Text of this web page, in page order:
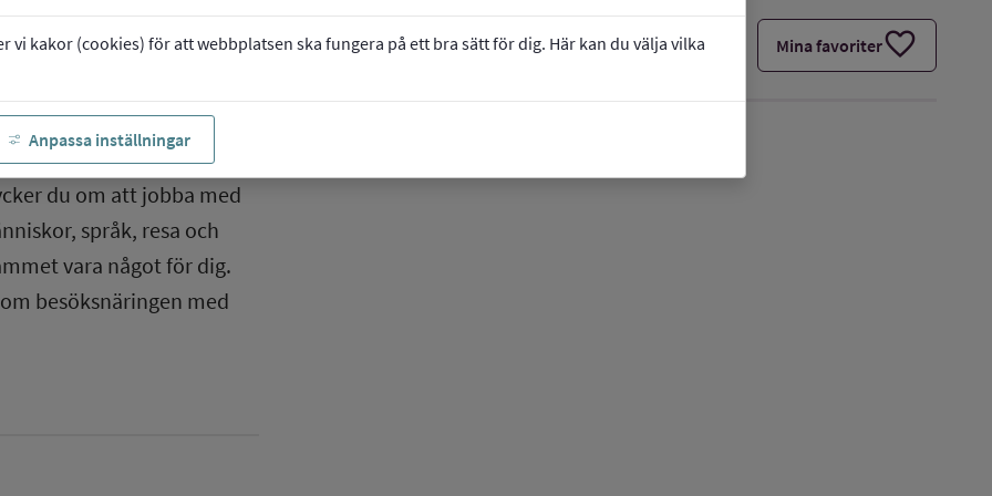
vi kakor (cookies) för att webbplatsen ska fungera på ett bra sätt för dig. Här kan du välja vilka
Anpassa inställningar
Mina favoriterfavorite
du om att jobba med
språk, resa och
vara något för dig.
besöksnäringen med